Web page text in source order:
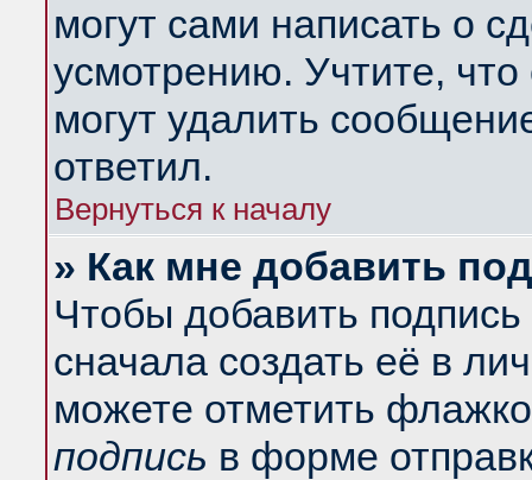
могут сами написать о
усмотрению. Учтите,
могут удалить
ответил.
Вернуться к началу
» Как мне добавить
Чтобы добавить
сначала создать её в
можете отметить
подпись в форме